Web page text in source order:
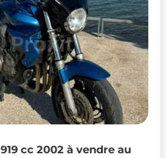
cc 2002 à vendre au